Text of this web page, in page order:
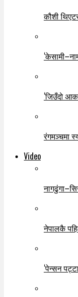
कौशी
‘जिउँदो
रंगमञ्चमा
Video
नेपालकै
‘पेन्सन